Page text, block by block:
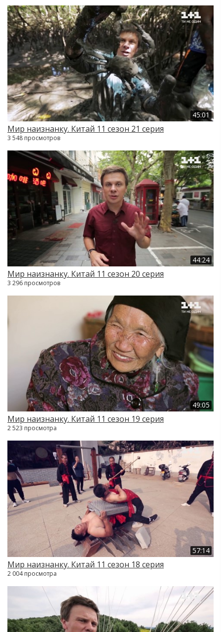
45:01
Мир наизнанку. Китай 11 сезон 21 серия
3 548 просмотров
44:24
Мир наизнанку. Китай 11 сезон 20 серия
3 296 просмотров
49:05
Мир наизнанку. Китай 11 сезон 19 серия
2 523 просмотра
57:14
Мир наизнанку. Китай 11 сезон 18 серия
2 004 просмотра